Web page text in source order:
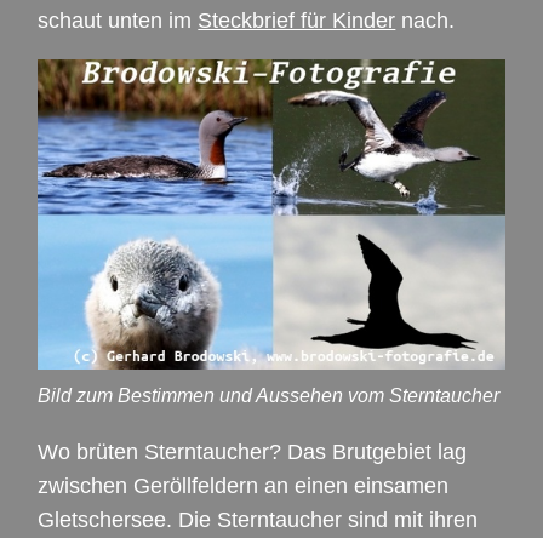
schaut unten im Steckbrief für Kinder nach.
Bild zum Bestimmen und Aussehen vom Sterntaucher
Wo brüten Sterntaucher? Das Brutgebiet lag
zwischen Geröllfeldern an einen einsamen
Gletschersee. Die Sterntaucher sind mit ihren